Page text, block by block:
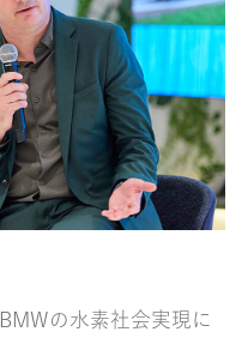
の水素社会実現に